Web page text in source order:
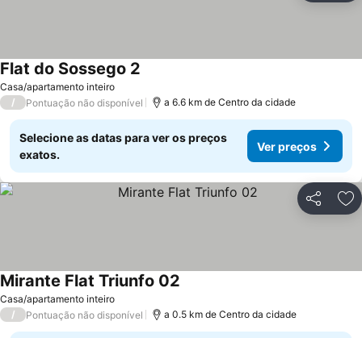
Casa/apartamento inteiro
Flat do Sossego 2
/ Pontuação não disponível a 6.6 km de Centro da cidade
Selecione as datas para ver os preços
exatos.
Ver preços
Partilhar
Casa/apartamento inteiro
Mirante Flat Triunfo 02
/ Pontuação não disponível a 0.5 km de Centro da cidade